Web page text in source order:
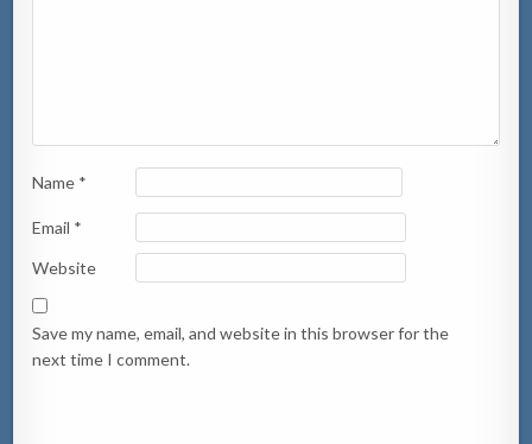
Name *
Email *
Website
Save my name, email, and website in this browser for the
next time I comment.